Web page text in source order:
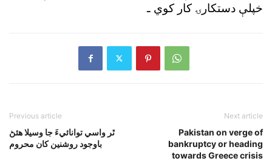
خپلې دستکارۍ کار کوي ـ
Previous article
ٿر واسي توانائيءَ جا وسيلا هئڻ
باوجود روشنين کان محروم
Next article
Pakistan on verge of
bankruptcy or heading
towards Greece crisis